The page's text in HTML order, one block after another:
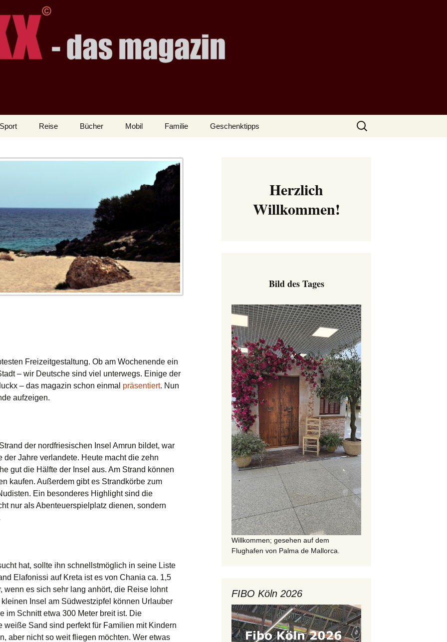
Sport Reise Bücher Mobil Familie Geschenktipps
Suchen
nach:
Freizeitgestaltung. Ob am Wochenende ein
– wir Deutsche sind viel unterwegs. Einige der
– das magazin schon einmal präsentiert. Nun
aufzeigen.
der nordfriesischen Insel Amrun bildet, war
Jahre verlandete. Heute macht die zehn
gut die Hälfte der Insel aus. Am Strand können
kaufen. Außerdem gibt es Strandkörbe zum
Ein besonderes Highlight sind die
nur als Abenteuerspielplatz dienen, sondern
hat, sollte ihn schnellstmöglich in seine Liste
Elafonissi auf Kreta ist es von Chania ca. 1,5
wenn es sich sehr lang anhört, die Reise lohnt
Insel am Südwestzipfel können Urlauber
im Schnitt etwa 300 Meter breit ist. Die
weiße Sand sind perfekt für Familien mit Kindern
aber nicht so weit fliegen möchten. Wer etwas
Herzlich
Willkommen!
Bild des Tages
Willkommen; gesehen auf dem
Flughafen von Palma de Mallorca.
FIBO Köln 2026
Video-
Player